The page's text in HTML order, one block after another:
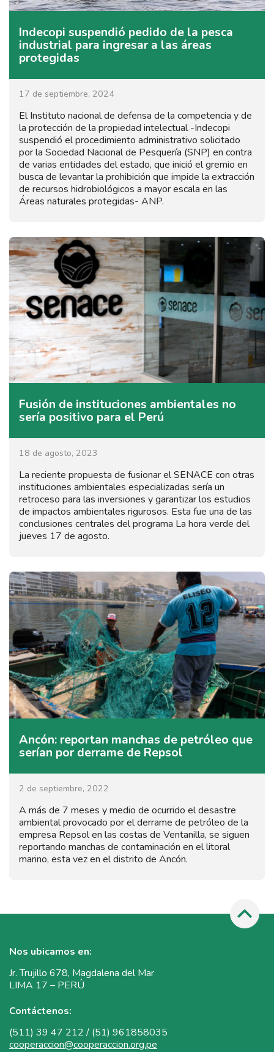
Indecopi suspendió pedido de la pesca
industrial para ingresar a las áreas
protegidas
17 de septiembre, 2024
El Instituto nacional de defensa de la competencia y de
la protección de la propiedad intelectual -Indecopi
suspendió el procedimiento administrativo solicitado
por la Sociedad Nacional de Pesquería (SNP) en contra
de varias entidades del estado, que inició el gremio en
busca de levantar la prohibición que impide la extracción
de recursos hidrobiológicos a mayor escala en las
Áreas naturales protegidas- ANP.
Fusión de instituciones ambientales no
sería positivo para el Perú
18 de agosto, 2023
La reciente propuesta de fusionar el SENACE con otras
instituciones ambientales especializadas sería un
retroceso para las inversiones y garantizar los estudios
de impactos ambientales rigurosos. Esta fue una de las
conclusiones centrales del programa La hora verde del
jueves 17 de agosto.
Ancón: reportan manchas de petróleo que
serían por derrame de Repsol
2 de septiembre, 2022
A más de 7 meses y medio de ocurrido el desastre
ambiental provocado por el derrame de petróleo de la
empresa Repsol en las costas de Ventanilla, se siguen
reportando manchas de contaminación en el litoral
marino, esta vez en el distrito de Ancón.
Nos ubicamos en:
Jr. Trujillo 678, Magdalena del Mar
LIMA 17 – PERÚ
Contáctenos:
(511) 39 47 212 / (51) 961858035
cooperaccion@cooperaccion.org.pe